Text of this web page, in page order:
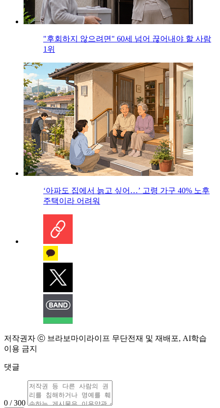
"후회하지 않으려면" 60세 넘어 끊어내야 할 사람
1위
‘아파도 집에서 늙고 싶어…’ 고령 가구 40% 노후
주택이라 어려워
저작권자 ⓒ 브라보마이라이프 무단전재 및 재배포, AI학습
이용 금지
댓글
0 / 300